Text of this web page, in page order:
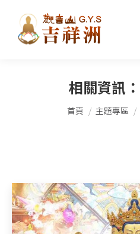
相關資訊：
您在這裡：
首頁 主題專區